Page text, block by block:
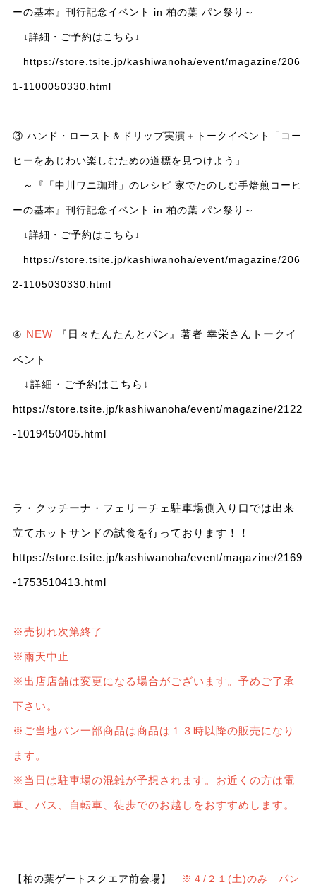
ーの基本』刊行記念イベント in 柏の葉 パン祭り～
↓詳細・ご予約はこちら↓
https://store.tsite.jp/kashiwanoha/event/magazine/206
1-1100050330.html
③ ハンド・ロースト＆ドリップ実演＋トークイベント「コー
ヒーをあじわい楽しむための道標を見つけよう」
～『「中川ワニ珈琲」のレシピ 家でたのしむ手焙煎コーヒ
ーの基本』刊行記念イベント in 柏の葉 パン祭り～
↓詳細・ご予約はこちら↓
https://store.tsite.jp/kashiwanoha/event/magazine/206
2-1105030330.html
④ NEW 『日々たんたんとパン』著者 幸栄さんトークイ
ベント
↓詳細・ご予約はこちら↓
https://store.tsite.jp/kashiwanoha/event/magazine/2122
-1019450405.html
ラ・クッチーナ・フェリーチェ駐車場側入り口では出来
立てホットサンドの試食を行っております！！
https://store.tsite.jp/kashiwanoha/event/magazine/2169
-1753510413.html
※売切れ次第終了
※雨天中止
※出店店舗は変更になる場合がございます。予めご了承
下さい。
※ご当地パン一部商品は商品は１３時以降の販売になり
ます。
※当日は駐車場の混雑が予想されます。お近くの方は電
車、バス、自転車、徒歩でのお越しをおすすめします。
【柏の葉ゲートスクエア前会場】 ※４/２１(土)のみ パン